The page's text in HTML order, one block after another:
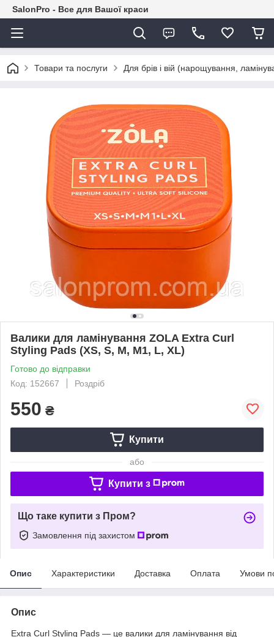
SalonPro - Все для Вашої краси
Товари та послуги Для брів і вій (нарощування,
Валики для ламінування ZOLA Extra Curl
Styling Pads (XS, S, M, M1, L, XL)
Готово до відправки
Код: 152667
Роздріб
550 ₴
Купити
або
Купити з
Що таке купити з Пром?
Замовлення під захистом
Опис Характеристики Доставка Оплата Умови
Опис
Extra Curl Styling Pads — це валики для ламінування від